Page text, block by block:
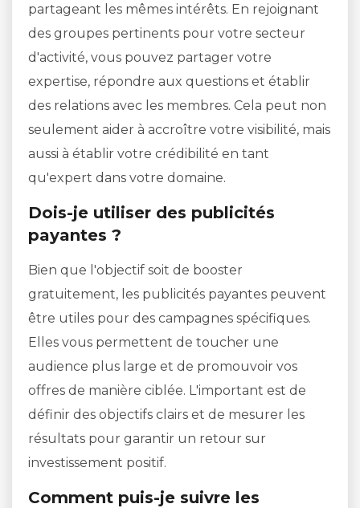
partageant les mêmes intérêts. En rejoignant
des groupes pertinents pour votre secteur
d'activité, vous pouvez partager votre
expertise, répondre aux questions et établir
des relations avec les membres. Cela peut non
seulement aider à accroître votre visibilité, mais
aussi à établir votre crédibilité en tant
qu'expert dans votre domaine.
Dois-je utiliser des publicités
payantes ?
Bien que l'objectif soit de booster
gratuitement, les publicités payantes peuvent
être utiles pour des campagnes spécifiques.
Elles vous permettent de toucher une
audience plus large et de promouvoir vos
offres de manière ciblée. L'important est de
définir des objectifs clairs et de mesurer les
résultats pour garantir un retour sur
investissement positif.
Comment puis-je suivre les